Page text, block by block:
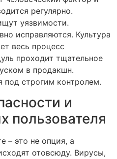
регулярно.
уязвимости.
исправляются. Культура
весь процесс
проходит тщательное
в продакшн.
под строгим контролем.
и
пользователя
– это не опция, а
отовсюду. Вирусы,